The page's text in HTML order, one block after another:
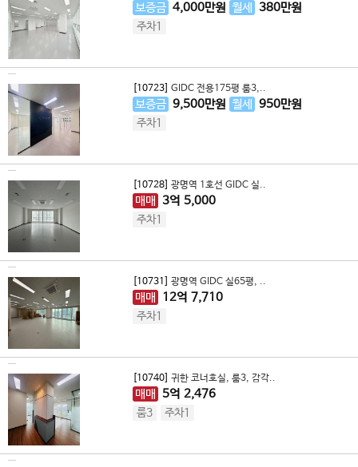
보증금 4,000만원 월세 380만원
주차1
[10723] GIDC 전용175평 룸3,..
보증금 9,500만원 월세 950만원
주차1
[10728] 광명역 1호선 GIDC 실..
매매 3억 5,000
주차1
[10731] 광명역 GIDC 실65평, ..
매매 12억 7,710
주차1
[10740] 귀한 코너호실, 룸3, 감각..
매매 5억 2,476
룸3 주차1